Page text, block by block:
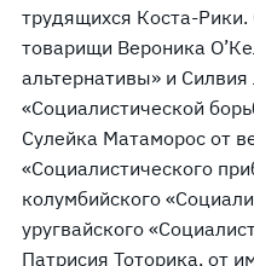
трудящихся Коста-
товарищи Вероника
альтернативы» и Силвия
«Социалистической
Сулейка Матаморос от
«Социалистического
колумбийского
уругвайского
Патрисия Тоторика, от